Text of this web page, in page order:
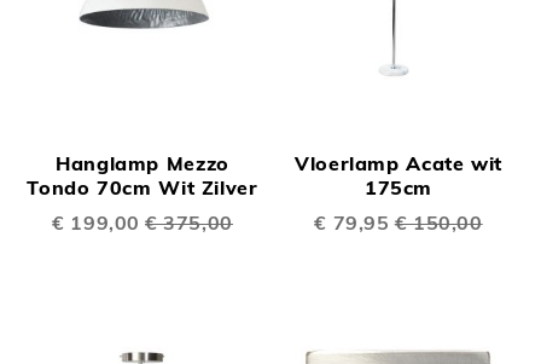
Hanglamp Mezzo
Tondo 70cm Wit Zilver
Speciale
€ 199,00 € 375,00
Vloerlamp Acate wit
175cm
Speciale
€ 79,95 € 150,00